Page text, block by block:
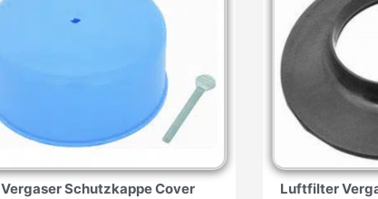
Vergaser Schutzkappe Cover
Luftfilter